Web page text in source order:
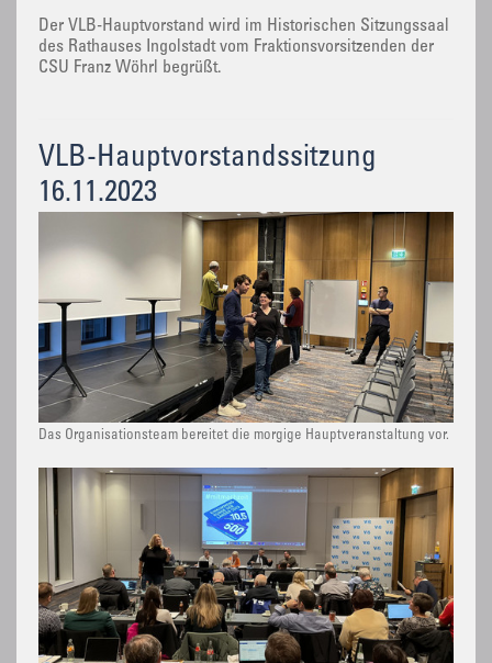
Der VLB-Hauptvorstand wird im Historischen Sitzungssaal
des Rathauses Ingolstadt vom Fraktionsvorsitzenden der
CSU Franz Wöhrl begrüßt.
VLB-Hauptvorstandssitzung
16.11.2023
Das Organisationsteam bereitet die morgige Hauptveranstaltung vor.